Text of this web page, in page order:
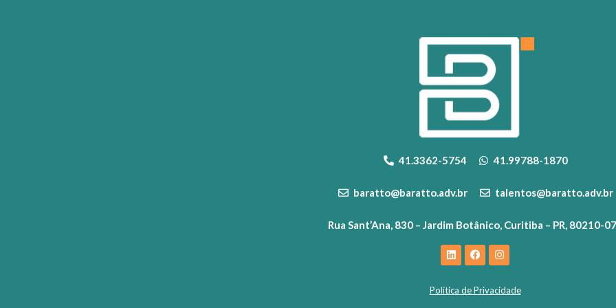
41.3362-5754 41.99788-1870
baratto@baratto.adv.br talentos@baratto.adv.br
Rua Sant’Ana, 830 – Jardim Botânico, Curitiba – PR, 80210-
Política de Privacidade